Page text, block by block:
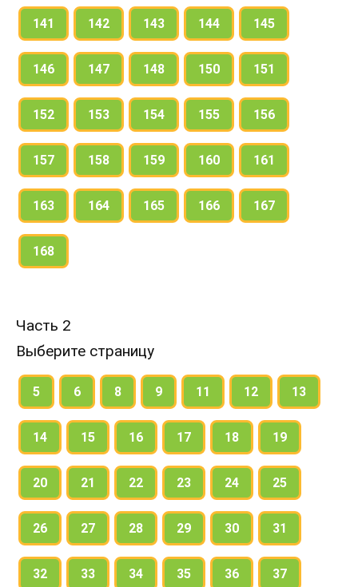
141 142 143 144 145
146 147 148 150 151
152 153 154 155 156
157 158 159 160 161
163 164 165 166 167
168
Часть 2
Выберите страницу
5 6 8 9 11 12 13
14 15 16 17 18 19
20 21 22 23 24 25
26 27 28 29 30 31
32 33 34 35 36 37